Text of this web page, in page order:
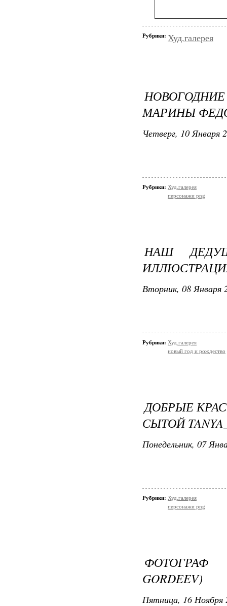
Рубрики: Худ.галерея
МАРИНЫ
Четверг, 10 Января
Рубрики: Худ.галерея
персонажи png
НАШ
Вторник, 08 Января
Рубрики: Худ.галерея
новый год и рождество
ДОБРЫЕ
СЫТОЙ
Понедельник, 07
Рубрики: Худ.галерея
персонажи png
ФОТОГРАФ
GORDEEV)
Пятница, 16 Ноября